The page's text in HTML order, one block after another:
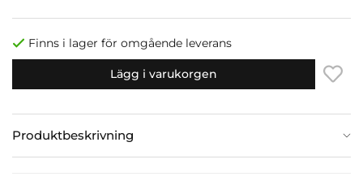
Finns i lager för omgående leverans
Lägg i varukorgen
Produktbeskrivning